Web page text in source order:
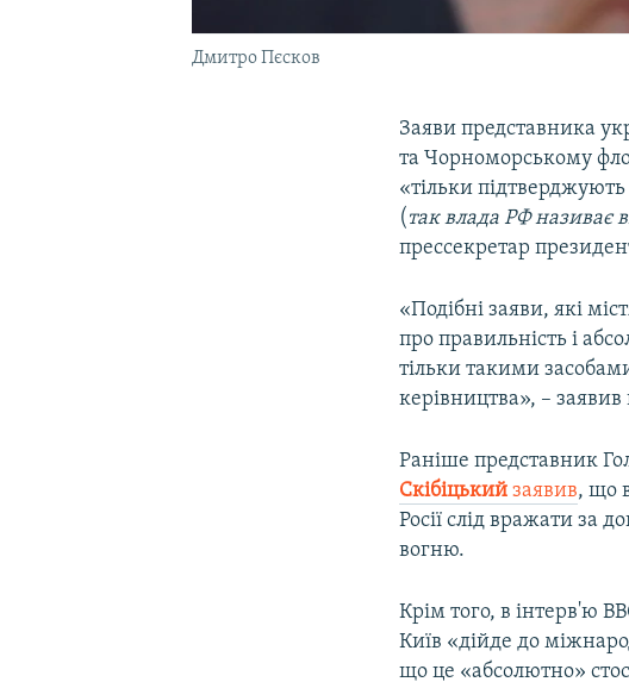
Дмитро Пєсков
Заяви представника
та Чорноморському
«тільки підтверджують
( так влада РФ називає
прессекретар
«Подібні заяви, які
про правильність і
тільки такими
керівництва», – заявив
Раніше представник
Скібіцькийзаявив, що
Росії слід вражати за
вогню.
Крім того, в інтерв'ю
Київ «дійде до
що це «абсолютно»